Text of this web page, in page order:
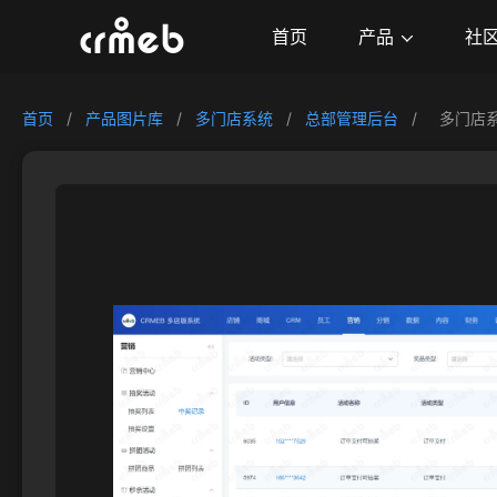
首页 产品 社
首页 / 产品图片库 / 多门店系统 / 总部管理后台 / 多门店